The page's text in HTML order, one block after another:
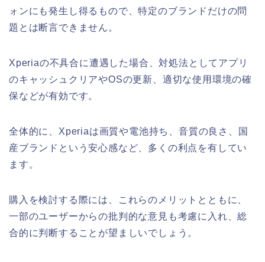
ォンにも発生し得るもので、特定のブランドだけの問
題とは断言できません。
Xperiaの不具合に遭遇した場合、対処法としてアプリ
のキャッシュクリアやOSの更新、適切な使用環境の確
保などが有効です。
全体的に、Xperiaは画質や電池持ち、音質の良さ、国
産ブランドという安心感など、多くの利点を有してい
ます。
購入を検討する際には、これらのメリットとともに、
一部のユーザーからの批判的な意見も考慮に入れ、総
合的に判断することが望ましいでしょう。